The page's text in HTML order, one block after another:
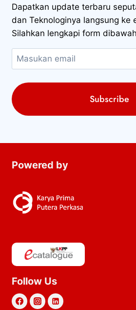
Dapatkan update terbaru
dan Teknologinya langsung ke
Silahkan lengkapi form
Powered by
Follow Us